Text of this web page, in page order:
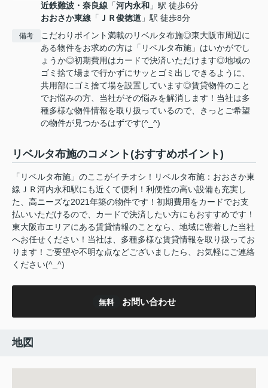
近鉄難波・奈良線 「河内永和 」駅 徒歩6分
おおさか東線 「 ＪＲ俊徳道 」駅 徒歩8分
備考
こだわりポイント満載のリベルタ布施◎東大阪市周辺に
ある物件をお求めの方は「リベルタ布施」はいかがでし
ょうか◎初期費用はカードで決済いただけます◎地域の
ゴミ捨て場まで行かずにサッとゴミ出しできるように、
共用部にゴミ捨て場を設置しています◎賃貸物件のこと
でお悩みの方、当社がその悩みを解消します！当社は多
種多様な物件情報を取り扱っているので、きっとご希望
の物件が見つかるはずです(^_^)
リベルタ布施のコメント(おすすめポイント)
「リベルタ布施」のここがイチオシ！リベルタ布施：おおさか東
線ＪＲ河内永和駅にも近くて便利！利便性の高い設備も充実し
た、高ニーズな2021年築の物件です！初期費用をカードでお支
払いいただけるので、カードで決済したい方にもおすすめです！
東大阪市エリアにある賃貸情報のことなら、地域に密着した当社
へお任せください！当社は、多種多様な賃貸情報を取り扱ってお
ります！ご要望や不明な点などございましたら、お気軽にご連絡
ください(^_^)
無料 お問い合わせ
地図